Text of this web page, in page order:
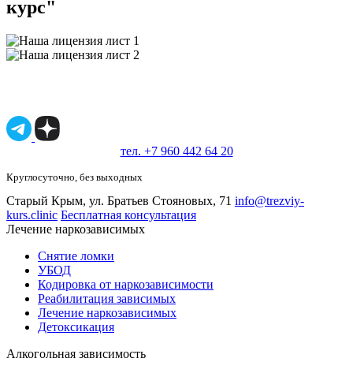
курс"
тел. +7 960 442 64 20
Круглосуточно, без выходных
Старый Крым, ул. Братьев Стояновых, 71 info@trezviy-
kurs.clinic Бесплатная консультация
Лечение наркозависимых
Снятие ломки
УБОД
Кодировка от наркозависимости
Реабилитация зависимых
Лечение наркозависимых
Детоксикация
Алкогольная зависимость